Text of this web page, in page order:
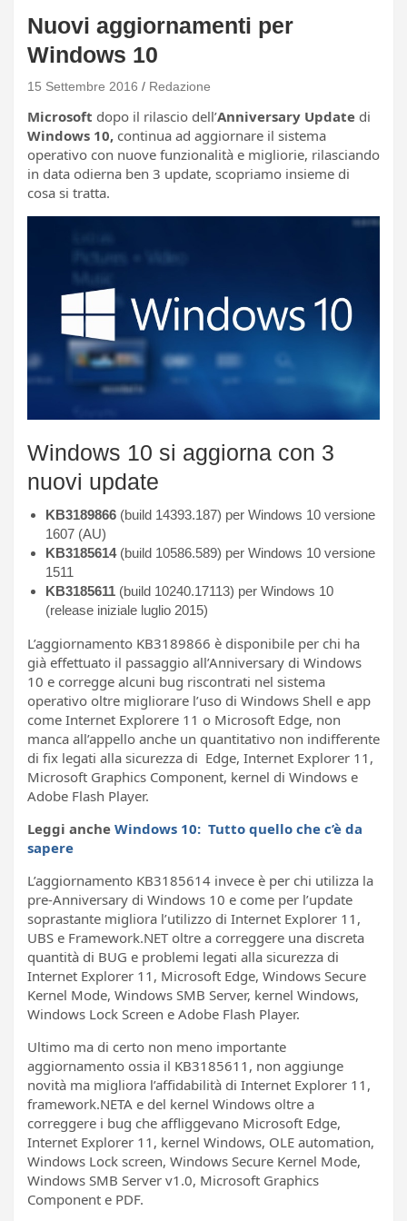
Nuovi aggiornamenti per
Windows 10
15 Settembre 2016 Redazione
Microsoft dopo il rilascio dell’Anniversary Update di
Windows 10, continua ad aggiornare il sistema
operativo con nuove funzionalità e migliorie, rilasciando
in data odierna ben 3 update, scopriamo insieme di
cosa si tratta.
Windows 10 si aggiorna con 3
nuovi update
KB3189866 (build 14393.187) per Windows 10 versione
1607 (AU)
KB3185614(build 10586.589) per Windows 10 versione
1511
KB3185611 (build 10240.17113) per Windows 10
(release iniziale luglio 2015)
L’aggiornamento KB3189866 è disponibile per chi ha
già effettuato il passaggio all’Anniversary di Windows
10 e corregge alcuni bug riscontrati nel sistema
operativo oltre migliorare l’uso di Windows Shell e app
come Internet Explorere 11 o Microsoft Edge, non
manca all’appello anche un quantitativo non indifferente
di fix legati alla sicurezza di Edge, Internet Explorer 11,
Microsoft Graphics Component, kernel di Windows e
Adobe Flash Player.
Leggi anche Windows 10: Tutto quello che c’è da
sapere
L’aggiornamento KB3185614 invece è per chi utilizza la
pre-Anniversary di Windows 10 e come per l’update
soprastante migliora l’utilizzo di Internet Explorer 11,
UBS e Framework.NET oltre a correggere una discreta
quantità di BUG e problemi legati alla sicurezza di
Internet Explorer 11, Microsoft Edge, Windows Secure
Kernel Mode, Windows SMB Server, kernel Windows,
Windows Lock Screen e Adobe Flash Player.
Ultimo ma di certo non meno importante
aggiornamento ossia il KB3185611, non aggiunge
novità ma migliora l’affidabilità di Internet Explorer 11,
framework.NETA e del kernel Windows oltre a
correggere i bug che affliggevano Microsoft Edge,
Internet Explorer 11, kernel Windows, OLE automation,
Windows Lock screen, Windows Secure Kernel Mode,
Windows SMB Server v1.0, Microsoft Graphics
Component e PDF.